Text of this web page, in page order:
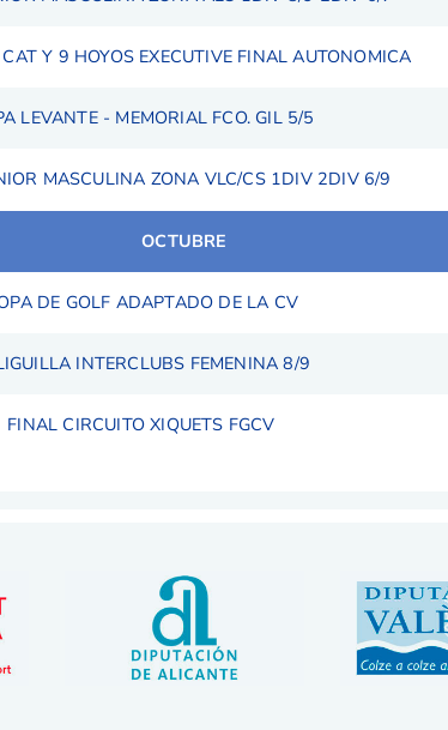
Y 9 HOYOS EXECUTIVE FINAL AUTONOMICA
LEVANTE - MEMORIAL FCO. GIL 5/5
MASCULINA ZONA VLC/CS 1DIV 2DIV 6/9
OCTUBRE
DE GOLF ADAPTADO DE LA CV
INTERCLUBS FEMENINA 8/9
FINAL CIRCUITO XIQUETS FGCV